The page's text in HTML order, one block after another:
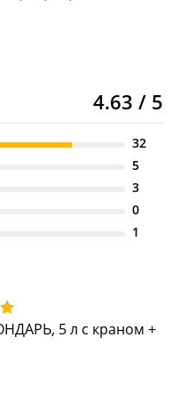
4.63 / 5
32
5
3
0
1
5 л с краном +